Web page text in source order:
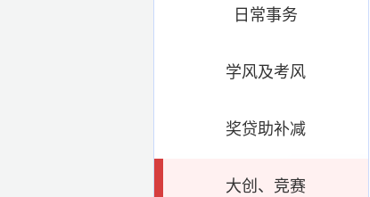
日常事务
学风及考风
奖贷助补减
大创、竞赛